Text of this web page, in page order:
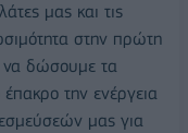
μας και τις
στην πρώτη
να δώσουμε τα
την ενέργεια
μας για